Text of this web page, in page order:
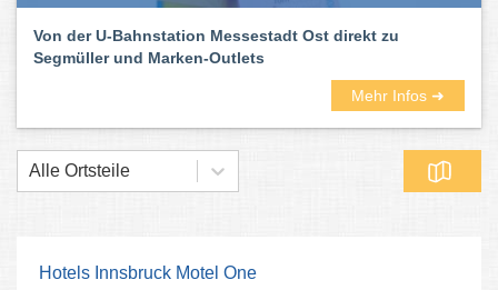
Von der U-Bahnstation Messestadt Ost direkt zu
Segmüller und Marken-Outlets
Mehr Infos ➜
Alle Ortsteile
Hotels Innsbruck Motel One